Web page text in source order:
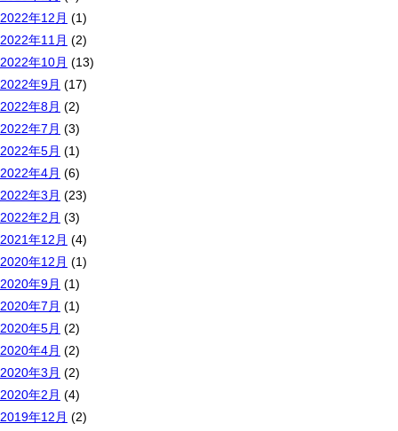
2022年12月 (1)
2022年11月 (2)
2022年10月 (13)
2022年9月 (17)
2022年8月 (2)
2022年7月 (3)
2022年5月 (1)
2022年4月 (6)
2022年3月 (23)
2022年2月 (3)
2021年12月 (4)
2020年12月 (1)
2020年9月 (1)
2020年7月 (1)
2020年5月 (2)
2020年4月 (2)
2020年3月 (2)
2020年2月 (4)
2019年12月 (2)